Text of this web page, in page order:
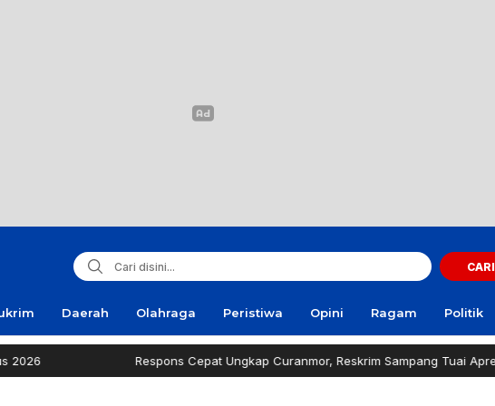
CARI
Daerah Olahraga Peristiwa Opini Ragam Politik
Respons Cepat Ungkap Curanmor, Reskrim Sampang Tuai Apresiasi